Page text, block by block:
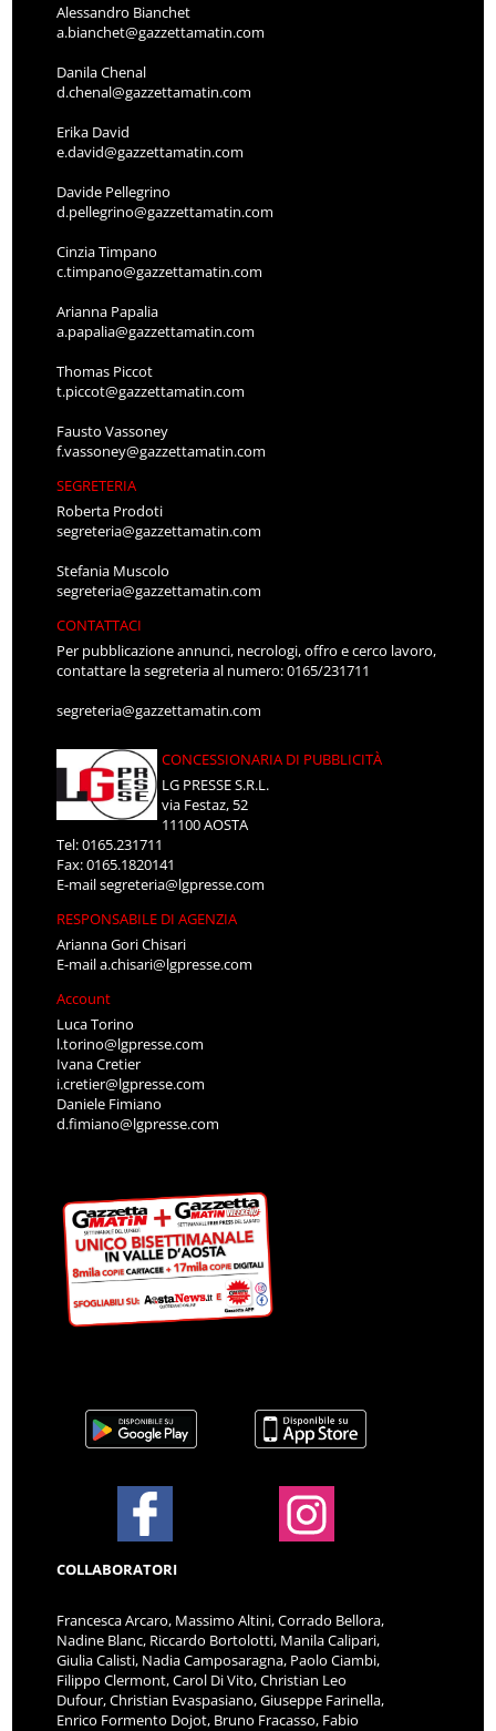
Alessandro Bianchet
a.bianchet@gazzettamatin.com
Danila Chenal
d.chenal@gazzettamatin.com
Erika David
e.david@gazzettamatin.com
Davide Pellegrino
d.pellegrino@gazzettamatin.com
Cinzia Timpano
c.timpano@gazzettamatin.com
Arianna Papalia
a.papalia@gazzettamatin.com
Thomas Piccot
t.piccot@gazzettamatin.com
Fausto Vassoney
f.vassoney@gazzettamatin.com
SEGRETERIA
Roberta Prodoti
segreteria@gazzettamatin.com
Stefania Muscolo
segreteria@gazzettamatin.com
CONTATTACI
Per pubblicazione annunci, necrologi, offro e cerco lavoro,
contattare la segreteria al numero: 0165/231711
segreteria@gazzettamatin.com
CONCESSIONARIA DI PUBBLICITÀ
LG PRESSE S.R.L.
via Festaz, 52
11100 AOSTA
Tel: 0165.231711
Fax: 0165.1820141
E-mailsegreteria@lgpresse.com
RESPONSABILE DI AGENZIA
Arianna Gori Chisari
E-maila.chisari@lgpresse.com
Account
Luca Torino
l.torino@lgpresse.com
Ivana Cretier
i.cretier@lgpresse.com
Daniele Fimiano
d.fimiano@lgpresse.com
COLLABORATORI
Francesca Arcaro, Massimo Altini, Corrado Bellora,
Nadine Blanc, Riccardo Bortolotti, Manila Calipari,
Giulia Calisti, Nadia Camposaragna, Paolo Ciambi,
Filippo Clermont, Carol Di Vito, Christian Leo
Dufour, Christian Evaspasiano, Giuseppe Farinella,
Enrico Formento Dojot, Bruno Fracasso, Fabio